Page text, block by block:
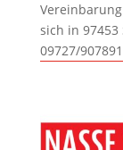
sich in
09727/907891